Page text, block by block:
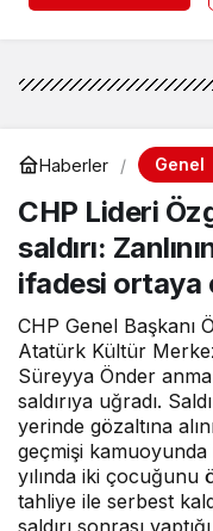
Haberler Genel
CHP Lideri
saldırı:
ifadesi ortaya
CHP Genel Başkanı
Atatürk Kültür
Süreyya Önder
saldırıya uğradı.
yerinde gözaltına
geçmişi
yılında iki çocuğunu
tahliye ile serbest